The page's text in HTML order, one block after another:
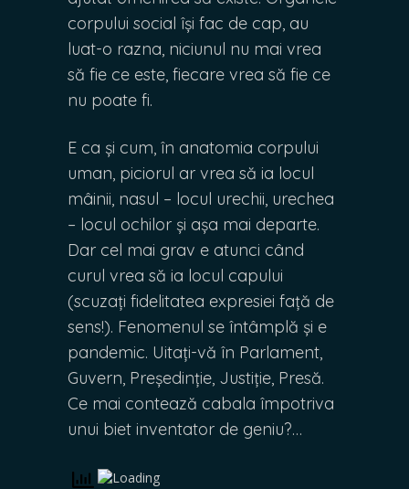
corpului social își fac de cap, au
luat-o razna, niciunul nu mai vrea
să fie ce este, fiecare vrea să fie ce
nu poate fi.
E ca și cum, în anatomia corpului
uman, piciorul ar vrea să ia locul
mâinii, nasul – locul urechii, urechea
– locul ochilor și așa mai departe.
Dar cel mai grav e atunci când
curul vrea să ia locul capului
(scuzați fidelitatea expresiei față de
sens!). Fenomenul se întâmplă și e
pandemic. Uitați-vă în Parlament,
Guvern, Președinție, Justiție, Presă.
Ce mai contează cabala împotriva
unui biet inventator de geniu?…